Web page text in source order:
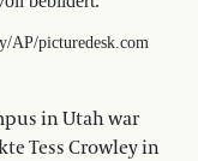
AP/picturedesk.com
in Utah war
Tess Crowley in